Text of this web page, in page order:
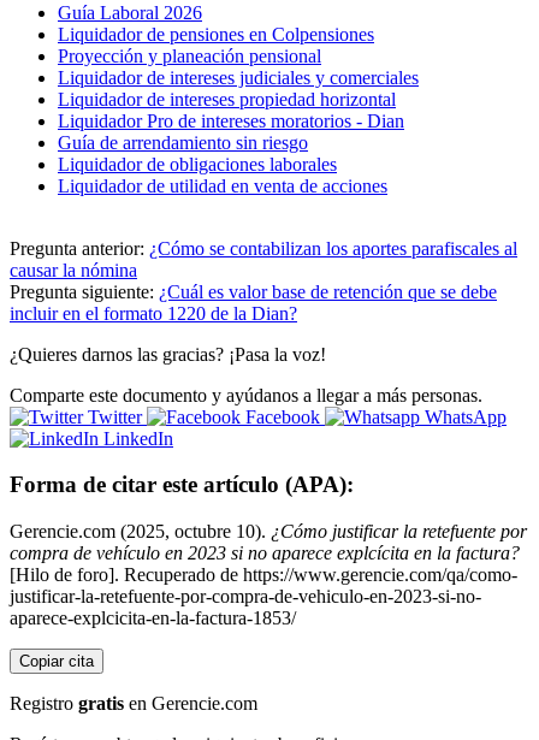
Guía Laboral 2026
Liquidador de pensiones en Colpensiones
Proyección y planeación pensional
Liquidador de intereses judiciales y comerciales
Liquidador de intereses propiedad horizontal
Liquidador Pro de intereses moratorios - Dian
Guía de arrendamiento sin riesgo
Liquidador de obligaciones laborales
Liquidador de utilidad en venta de acciones
Pregunta anterior: ¿Cómo se contabilizan los aportes parafiscales al
causar la nómina
Pregunta siguiente: ¿Cuál es valor base de retención que se debe
incluir en el formato 1220 de la Dian?
¿Quieres darnos las gracias? ¡Pasa la voz!
Comparte este documento y ayúdanos a llegar a más personas.
Twitter
Facebook
WhatsApp
LinkedIn
Forma de citar este artículo (APA):
Gerencie.com (2025, octubre 10). ¿Cómo justificar la retefuente por
compra de vehículo en 2023 si no aparece explcícita en la factura?
[Hilo de foro]. Recuperado de https://www.gerencie.com/qa/como-
justificar-la-retefuente-por-compra-de-vehiculo-en-2023-si-no-
aparece-explcicita-en-la-factura-1853/
Copiar cita
Registro gratis en Gerencie.com